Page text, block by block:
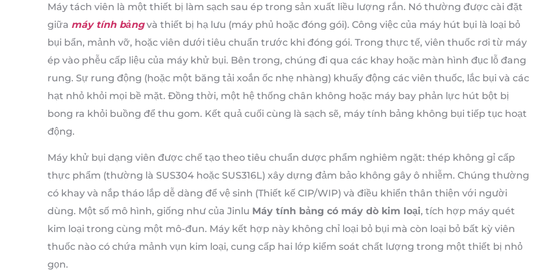
Máy tách viên là một thiết bị làm sạch sau ép trong sản xuất liều lượng rắn. Nó thường được cài đặt
giữa máy tính bảngvà thiết bị hạ lưu (máy phủ hoặc đóng gói). Công việc của máy hút bụi là loại bỏ
bụi bẩn, mảnh vỡ, hoặc viên dưới tiêu chuẩn trước khi đóng gói. Trong thực tế, viên thuốc rơi từ máy
ép vào phễu cấp liệu của máy khử bụi. Bên trong, chúng đi qua các khay hoặc màn hình đục lỗ đang
rung. Sự rung động (hoặc một băng tải xoắn ốc nhẹ nhàng) khuấy động các viên thuốc, lắc bụi và các
hạt nhỏ khỏi mọi bề mặt. Đồng thời, một hệ thống chân không hoặc máy bay phản lực hút bột bị
bong ra khỏi buồng để thu gom. Kết quả cuối cùng là sạch sẽ, máy tính bảng không bụi tiếp tục hoạt
động.
Máy khử bụi dạng viên được chế tạo theo tiêu chuẩn dược phẩm nghiêm ngặt: thép không gỉ cấp
thực phẩm (thường là SUS304 hoặc SUS316L) xây dựng đảm bảo không gây ô nhiễm. Chúng thường
có khay và nắp tháo lắp dễ dàng để vệ sinh (Thiết kế CIP/WIP) và điều khiển thân thiện với người
dùng. Một số mô hình, giống như của Jinlu Máy tính bảng có máy dò kim loại, tích hợp máy quét
kim loại trong cùng một mô-đun. Máy kết hợp này không chỉ loại bỏ bụi mà còn loại bỏ bất kỳ viên
thuốc nào có chứa mảnh vụn kim loại, cung cấp hai lớp kiểm soát chất lượng trong một thiết bị nhỏ
gọn.